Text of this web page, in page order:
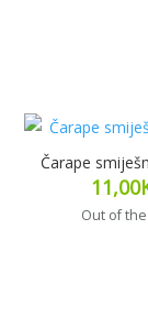
Čarape
11,00
Out of